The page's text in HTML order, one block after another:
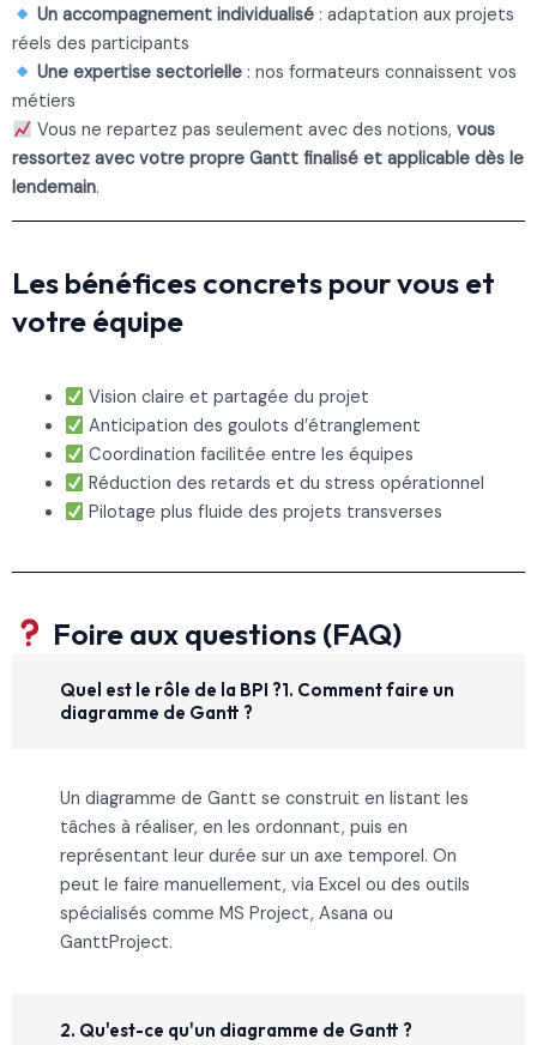
Un accompagnement individualisé: adaptation aux projets
réels des participants
Une expertise sectorielle: nos formateurs connaissent vos
métiers
Vous ne repartez pas seulement avec des notions, vous
ressortez avec votre propre Gantt finalisé et applicable dès le
lendemain.
Les bénéfices concrets pour vous et
votre équipe
Vision claire et partagée du projet
Anticipation des goulots d’étranglement
Coordination facilitée entre les équipes
Réduction des retards et du stress opérationnel
Pilotage plus fluide des projets transverses
Foire aux questions (FAQ)
Quel est le rôle de la BPI ?1. Comment faire un
diagramme de Gantt ?
Un diagramme de Gantt se construit en listant les
tâches à réaliser, en les ordonnant, puis en
représentant leur durée sur un axe temporel. On
peut le faire manuellement, via Excel ou des outils
spécialisés comme MS Project, Asana ou
GanttProject.
2. Qu'est-ce qu'un diagramme de Gantt ?